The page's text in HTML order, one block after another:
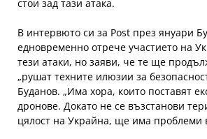
стои зад тази атака.
В интервюто си за Post през януари
едновременно отрече участието на
тези атаки, но заяви, че те ще
„рушат техните илюзии за
Буданов. „Има хора, които поставят
дронове. Докато не се възстанови
цялост на Украйна, ще има проблеми